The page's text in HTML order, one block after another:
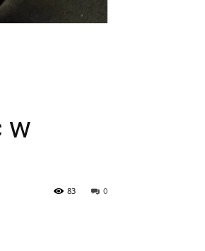
w
0
83